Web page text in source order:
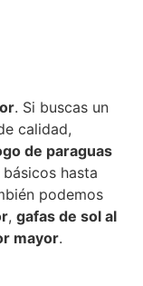
. Si buscas un
calidad,
de paraguas
hasta
podemos
, gafas de sol al
mayor.